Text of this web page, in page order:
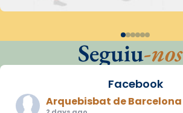
Seguiu-nos
Facebook
Arquebisbat de Barcelona